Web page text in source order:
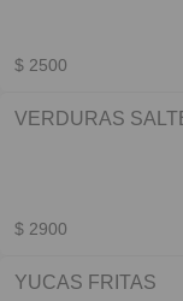
$ 2500
VERDURAS
$ 2900
YUCAS FRITAS